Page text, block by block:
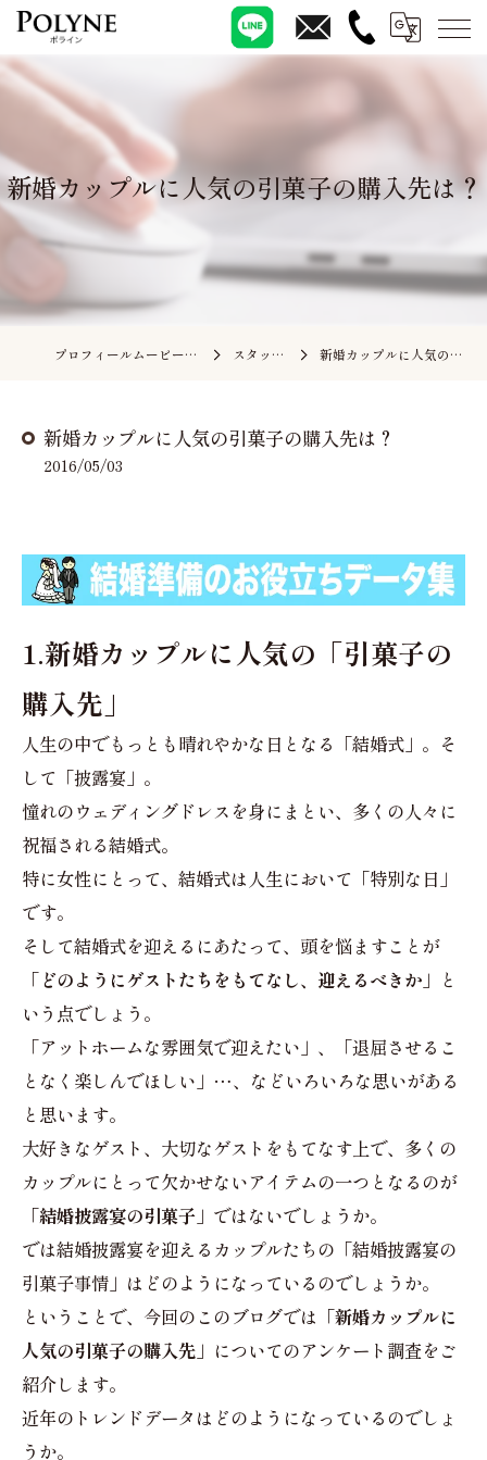
新婚カップルに人気の引菓子の購入先は？
プロフィールムービーの依頼ならポライン スタッフブログ 新婚カップルに人気の引菓子の購入先は？
新婚カップルに人気の引菓子の購入先は？
2016/05/03
1.新婚カップルに人気の「引菓子の
購入先」
人生の中でもっとも晴れやかな日となる「結婚式」。そ
して「披露宴」。
憧れのウェディングドレスを身にまとい、多くの人々に
祝福される結婚式。
特に女性にとって、結婚式は人生において「特別な日」
です。
そして結婚式を迎えるにあたって、頭を悩ますことが
「どのようにゲストたちをもてなし、迎えるべきか」 と
いう点でしょう。
「アットホームな雰囲気で迎えたい」、「退屈させるこ
となく楽しんでほしい」…、などいろいろな思いがある
と思います。
大好きなゲスト、大切なゲストをもてなす上で、多くの
カップルにとって欠かせないアイテムの一つとなるのが
「結婚披露宴の引菓子」 ではないでしょうか。
では結婚披露宴を迎えるカップルたちの「結婚披露宴の
引菓子事情」はどのようになっているのでしょうか。
ということで、今回のこのブログでは 「新婚カップルに
人気の引菓子の購入先」 についてのアンケート調査をご
紹介します。
近年のトレンドデータはどのようになっているのでしょ
うか。